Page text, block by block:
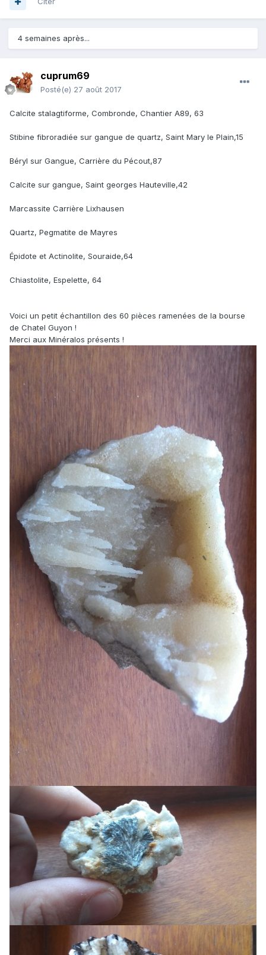
4 semaines après...
cuprum69
Posté(e) 27 août 2017
Calcite stalagtiforme, Combronde, Chantier A89, 63
Stibine fibroradiée sur gangue de quartz, Saint Mary le Plain,15
Béryl sur Gangue, Carrière du Pécout,87
Calcite sur gangue, Saint georges Hauteville,42
Marcassite Carrière Lixhausen
Quartz, Pegmatite de Mayres
Épidote et Actinolite, Souraide,64
Chiastolite, Espelette, 64
Voici un petit échantillon des 60 pièces ramenées de la bourse
de Chatel Guyon !
Merci aux Minéralos présents !